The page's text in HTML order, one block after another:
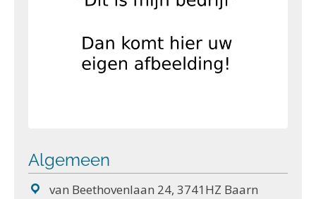
Algemeen
van Beethovenlaan 24, 3741HZ Baarn